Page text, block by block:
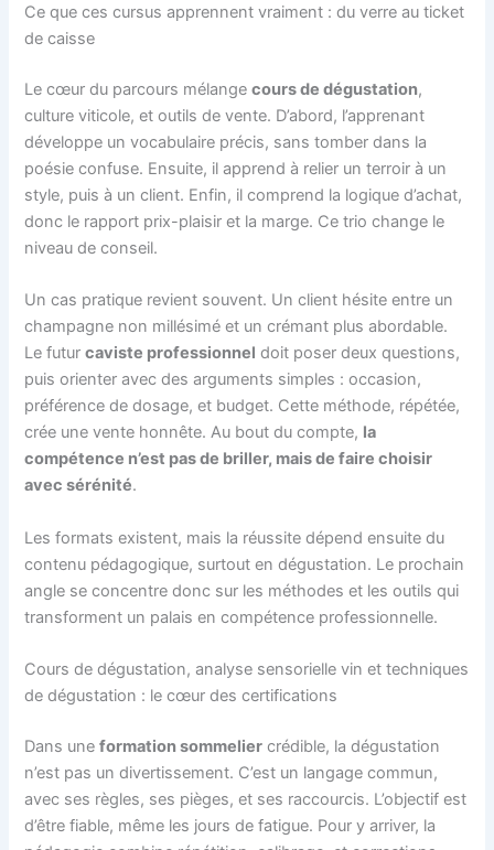
Ce que ces cursus apprennent vraiment : du verre au ticket
de caisse
Le cœur du parcours mélangecours de dégustation,
culture viticole, et outils de vente. D’abord, l’apprenant
développe un vocabulaire précis, sans tomber dans la
poésie confuse. Ensuite, il apprend à relier un terroir à un
style, puis à un client. Enfin, il comprend la logique d’achat,
donc le rapport prix-plaisir et la marge. Ce trio change le
niveau de conseil.
Un cas pratique revient souvent. Un client hésite entre un
champagne non millésimé et un crémant plus abordable.
Le futurcaviste professionnel doit poser deux questions,
puis orienter avec des arguments simples : occasion,
préférence de dosage, et budget. Cette méthode, répétée,
crée une vente honnête. Au bout du compte, la
compétence n’est pas de briller, mais de faire choisir
avec sérénité.
Les formats existent, mais la réussite dépend ensuite du
contenu pédagogique, surtout en dégustation. Le prochain
angle se concentre donc sur les méthodes et les outils qui
transforment un palais en compétence professionnelle.
Cours de dégustation, analyse sensorielle vin et techniques
de dégustation : le cœur des certifications
Dans uneformation sommelier crédible, la dégustation
n’est pas un divertissement. C’est un langage commun,
avec ses règles, ses pièges, et ses raccourcis. L’objectif est
d’être fiable, même les jours de fatigue. Pour y arriver, la